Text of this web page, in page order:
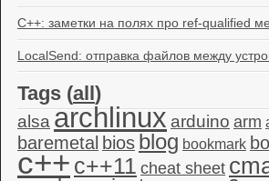
C++: заметки на полях про ref-qualified
LocalSend: отправка файлов между
Tags (all)
alsa archlinux arduino arm
baremetal bios blog bookmark
c++c++11 cheat sheet